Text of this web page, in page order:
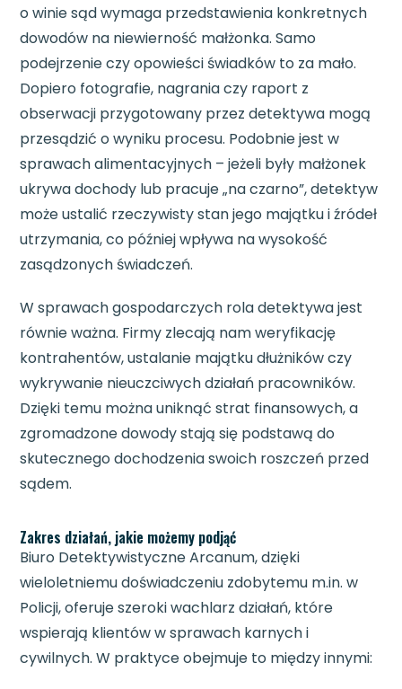
o winie sąd wymaga przedstawienia konkretnych
dowodów na niewierność małżonka. Samo
podejrzenie czy opowieści świadków to za mało.
Dopiero fotografie, nagrania czy raport z
obserwacji przygotowany przez detektywa mogą
przesądzić o wyniku procesu. Podobnie jest w
sprawach alimentacyjnych – jeżeli były małżonek
ukrywa dochody lub pracuje „na czarno”, detektyw
może ustalić rzeczywisty stan jego majątku i źródeł
utrzymania, co później wpływa na wysokość
zasądzonych świadczeń.
W sprawach gospodarczych rola detektywa jest
równie ważna. Firmy zlecają nam weryfikację
kontrahentów, ustalanie majątku dłużników czy
wykrywanie nieuczciwych działań pracowników.
Dzięki temu można uniknąć strat finansowych, a
zgromadzone dowody stają się podstawą do
skutecznego dochodzenia swoich roszczeń przed
sądem.
Zakres działań, jakie możemy podjąć
Biuro Detektywistyczne Arcanum, dzięki
wieloletniemu doświadczeniu zdobytemu m.in. w
Policji, oferuje szeroki wachlarz działań, które
wspierają klientów w sprawach karnych i
cywilnych. W praktyce obejmuje to między innymi: